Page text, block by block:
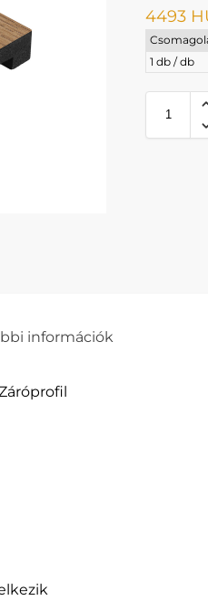
4493
1 db / db
információk